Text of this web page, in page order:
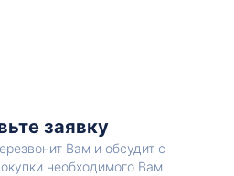
заявку
Вам и обсудит с
необходимого Вам